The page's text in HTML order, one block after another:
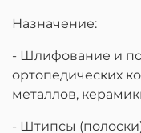
Назначение:
- Шлифование и
ортопедических
металлов,
- Штипсы